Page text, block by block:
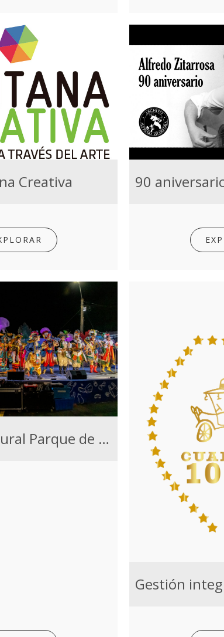
Creativa
Espacio Cultural Parque de los Fogones